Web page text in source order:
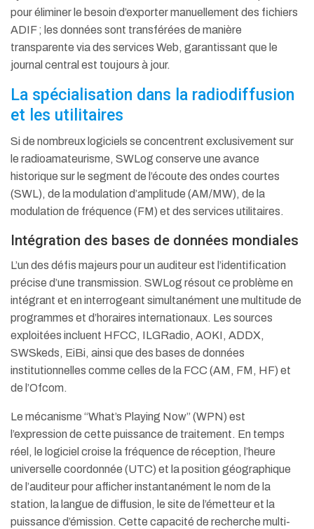
pour éliminer le besoin d’exporter manuellement des fichiers
ADIF ; les données sont transférées de manière
transparente via des services Web, garantissant que le
journal central est toujours à jour.
La spécialisation dans la radiodiffusion
et les utilitaires
Si de nombreux logiciels se concentrent exclusivement sur
le radioamateurisme, SWLog conserve une avance
historique sur le segment de l’écoute des ondes courtes
(SWL), de la modulation d’amplitude (AM/MW), de la
modulation de fréquence (FM) et des services utilitaires.
Intégration des bases de données mondiales
L’un des défis majeurs pour un auditeur est l’identification
précise d’une transmission. SWLog résout ce problème en
intégrant et en interrogeant simultanément une multitude de
programmes et d’horaires internationaux. Les sources
exploitées incluent HFCC, ILGRadio, AOKI, ADDX,
SWSkeds, EiBi, ainsi que des bases de données
institutionnelles comme celles de la FCC (AM, FM, HF) et
de l’Ofcom.
Le mécanisme “What’s Playing Now” (WPN) est
l’expression de cette puissance de traitement. En temps
réel, le logiciel croise la fréquence de réception, l’heure
universelle coordonnée (UTC) et la position géographique
de l’auditeur pour afficher instantanément le nom de la
station, la langue de diffusion, le site de l’émetteur et la
puissance d’émission. Cette capacité de recherche multi-